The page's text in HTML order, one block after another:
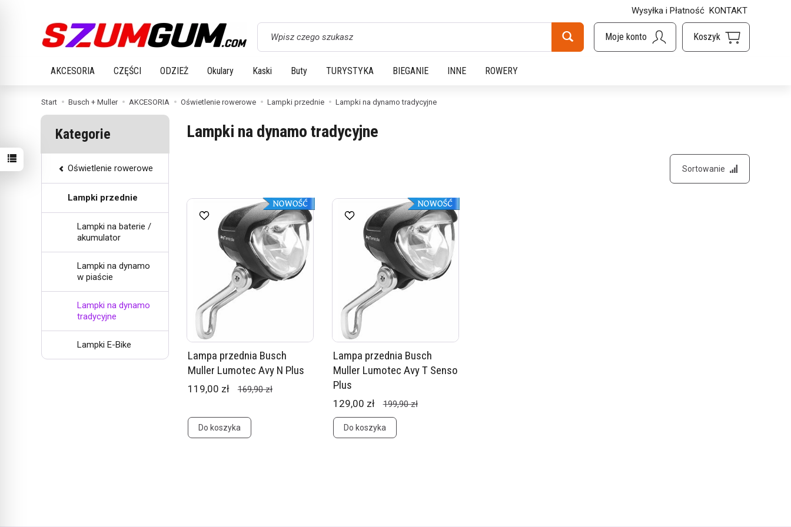
Wysyłka i Płatność KONTAKT
Wyszukaj
AKCESORIA CZĘŚCI ODZIEŻ Okulary Kaski Buty TURYSTYKA BIEGANIE INNE ROWERY
Start Busch + Muller AKCESORIA Oświetlenie rowerowe Lampki przednie Lampki na dynamo tradycyjne
Lampki na dynamo tradycyjne
Sortowanie
Lampa przednia Busch
Muller Lumotec Avy N Plus
119,00 zł 169,90 zł
Do koszyka
Lampa przednia Busch
Muller Lumotec Avy T Senso
Plus
129,00 zł 199,90 zł
Do koszyka
Kategorie
Oświetlenie rowerowe
Lampki przednie
Lampki na baterie /
akumulator
Lampki na dynamo
w piaście
Lampki na dynamo
tradycyjne
Lampki E-Bike